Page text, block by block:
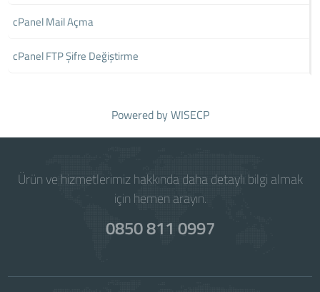
cPanel Mail Açma
cPanel FTP Şifre Değiştirme
Powered byWISECP
Ürün ve hizmetlerimiz hakkında daha detaylı bilgi almak
için hemen arayın.
0850 811 0997